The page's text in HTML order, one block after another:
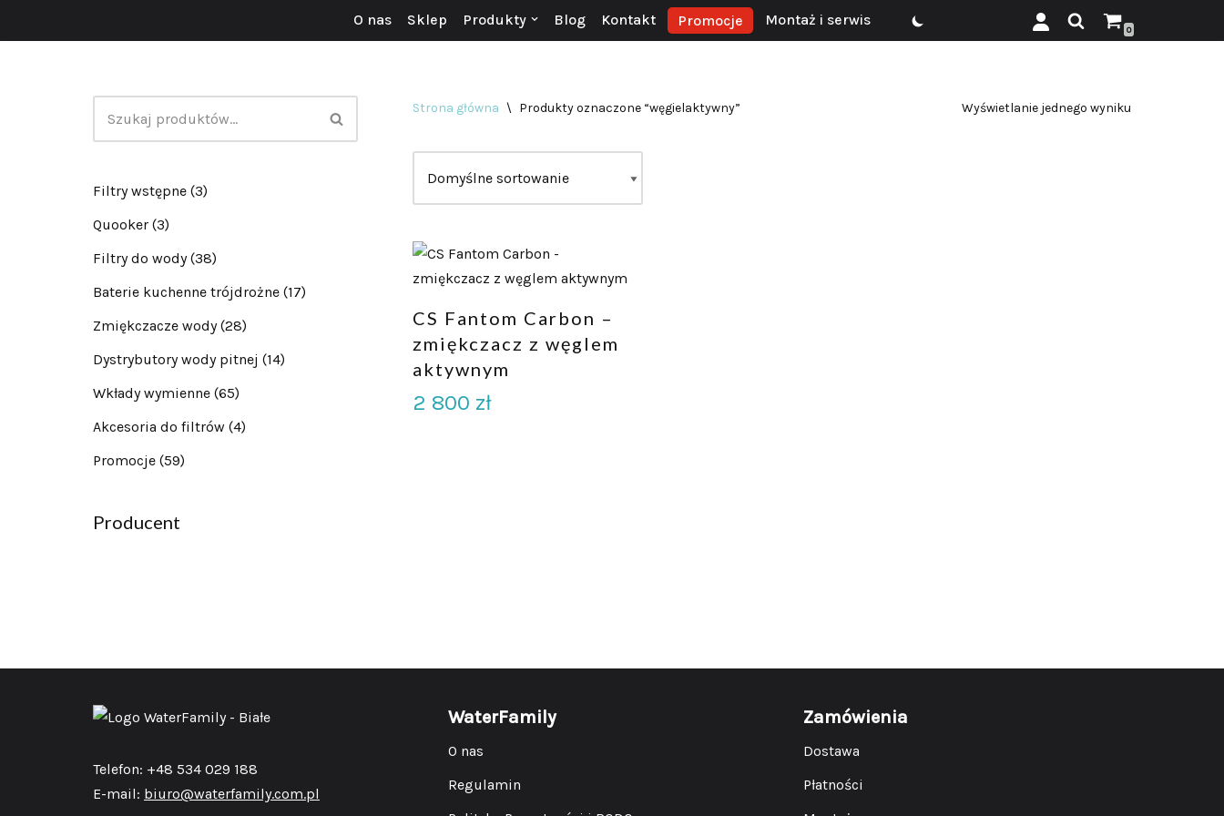
O nas Sklep Produkty Blog Kontakt Promocje Montaż i serwis
0
Filtry wstępne (3)
Quooker (3)
Filtry do wody (38)
Baterie kuchenne trójdrożne (17)
Zmiękczacze wody (28)
Dystrybutory wody pitnej (14)
Wkłady wymienne (65)
Akcesoria do filtrów (4)
Promocje (59)
Producent
Strona główna \ Produkty oznaczone “węgielaktywny” Wyświetlanie jednego wyniku
CS Fantom Carbon –
zmiękczacz z węglem
aktywnym
2 800 zł
Telefon: +48 534 029 188
E-mail: biuro@waterfamily.com.pl
WaterFamily
O nas
Regulamin
Zamówienia
Dostawa
Płatności